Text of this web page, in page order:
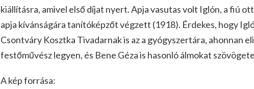
kiállításra, amivel első díjat nyert. Apja vasutas volt Iglón, a fiú
apja kívánságára tanítóképzőt végzett (1918). Érdekes, hogy
Csontváry Kosztka Tivadarnak is az a gyógyszertára, ahonnan
festőművész legyen, és Bene Géza is hasonló álmokat
A kép forrása: